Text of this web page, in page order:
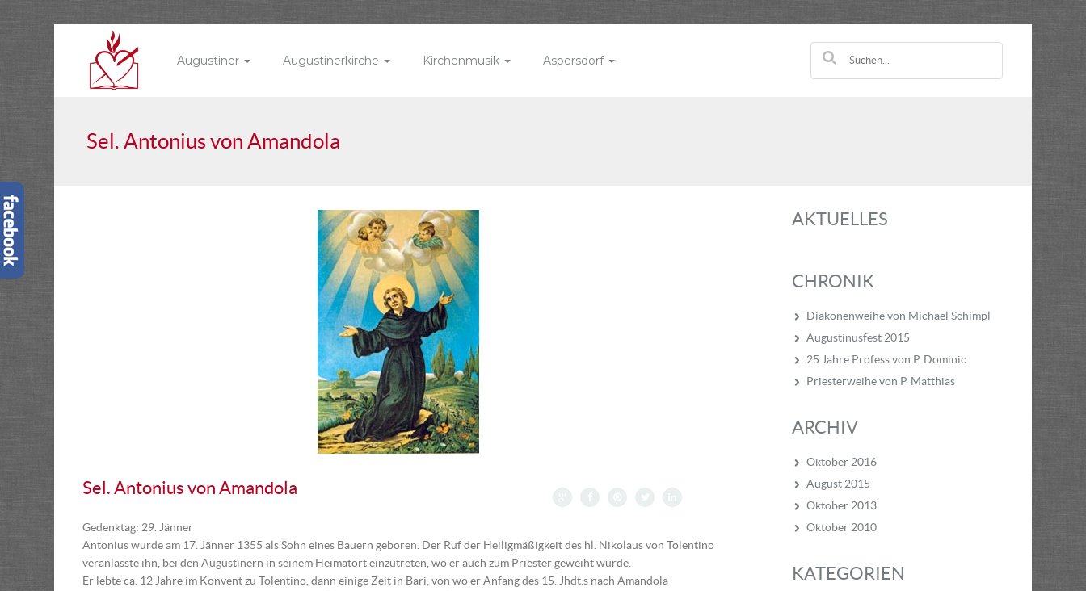
Augustiner Augustinerkirche Kirchenmusik Aspersdorf
Sel. Antonius von Amandola
Sel. Antonius von Amandola
Gedenktag: 29. Jänner
Antonius wurde am 17. Jänner 1355 als Sohn eines Bauern geboren. Der Ruf der Heiligmäßigkeit des hl. Nikolaus von Tolentino
veranlasste ihn, bei den Augustinern in seinem Heimatort einzutreten, wo er auch zum Priester geweiht wurde.
Er lebte ca. 12 Jahre im Konvent zu Tolentino, dann einige Zeit in Bari, von wo er Anfang des 15. Jhdt.s nach Amandola
AKTUELLES
CHRONIK
Diakonenweihe von Michael Schimpl
Augustinusfest 2015
25 Jahre Profess von P. Dominic
Priesterweihe von P. Matthias
ARCHIV
Oktober 2016
August 2015
Oktober 2013
Oktober 2010
KATEGORIEN